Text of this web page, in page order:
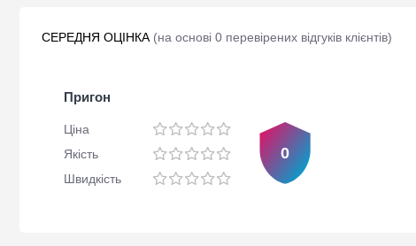
СЕРЕДНЯ ОЦІНКА (на основі 0 перевірених відгуків клієнтів)
Пригон
Ціна
Якість
Швидкість
0